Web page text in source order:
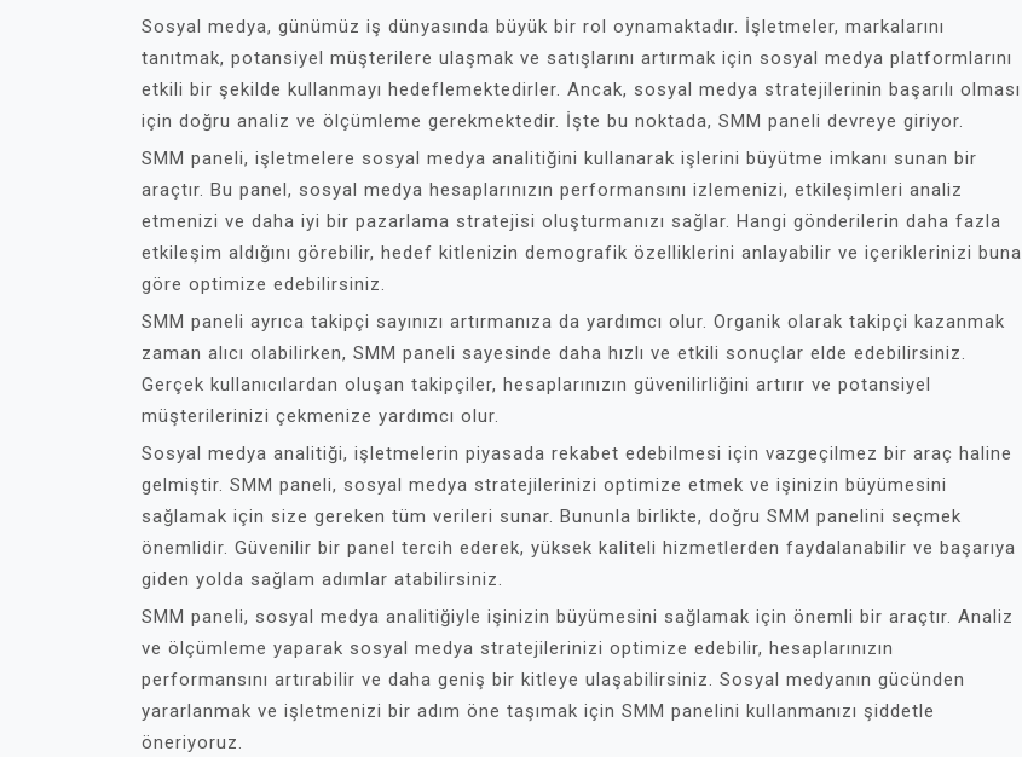
Sosyal medya, günümüz iş dünyasında büyük bir rol oynamaktadır. İşletmeler, markalarını
tanıtmak, potansiyel müşterilere ulaşmak ve satışlarını artırmak için sosyal medya platformlarını
etkili bir şekilde kullanmayı hedeflemektedirler. Ancak, sosyal medya stratejilerinin başarılı olması
için doğru analiz ve ölçümleme gerekmektedir. İşte bu noktada, SMM paneli devreye giriyor.
SMM paneli, işletmelere sosyal medya analitiğini kullanarak işlerini büyütme imkanı sunan bir
araçtır. Bu panel, sosyal medya hesaplarınızın performansını izlemenizi, etkileşimleri analiz
etmenizi ve daha iyi bir pazarlama stratejisi oluşturmanızı sağlar. Hangi gönderilerin daha fazla
etkileşim aldığını görebilir, hedef kitlenizin demografik özelliklerini anlayabilir ve içeriklerinizi buna
göre optimize edebilirsiniz.
SMM paneli ayrıca takipçi sayınızı artırmanıza da yardımcı olur. Organik olarak takipçi kazanmak
zaman alıcı olabilirken, SMM paneli sayesinde daha hızlı ve etkili sonuçlar elde edebilirsiniz.
Gerçek kullanıcılardan oluşan takipçiler, hesaplarınızın güvenilirliğini artırır ve potansiyel
müşterilerinizi çekmenize yardımcı olur.
Sosyal medya analitiği, işletmelerin piyasada rekabet edebilmesi için vazgeçilmez bir araç haline
gelmiştir. SMM paneli, sosyal medya stratejilerinizi optimize etmek ve işinizin büyümesini
sağlamak için size gereken tüm verileri sunar. Bununla birlikte, doğru SMM panelini seçmek
önemlidir. Güvenilir bir panel tercih ederek, yüksek kaliteli hizmetlerden faydalanabilir ve başarıya
giden yolda sağlam adımlar atabilirsiniz.
SMM paneli, sosyal medya analitiğiyle işinizin büyümesini sağlamak için önemli bir araçtır. Analiz
ve ölçümleme yaparak sosyal medya stratejilerinizi optimize edebilir, hesaplarınızın
performansını artırabilir ve daha geniş bir kitleye ulaşabilirsiniz. Sosyal medyanın gücünden
yararlanmak ve işletmenizi bir adım öne taşımak için SMM panelini kullanmanızı şiddetle
öneriyoruz.